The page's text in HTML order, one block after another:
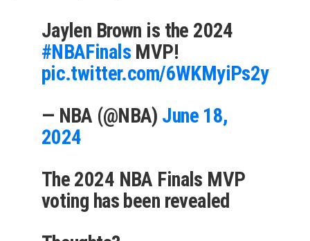
Jaylen Brown is the 2024
#NBAFinalsMVP!
pic.twitter.com/6WKMyiPs2y
— NBA (@NBA) June 18,
2024
The 2024 NBA Finals MVP
voting has been revealed